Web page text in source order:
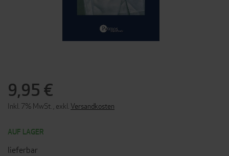
9,95 €
Inkl. 7% MwSt. exkl. Versandkosten
AUF LAGER
lieferbar